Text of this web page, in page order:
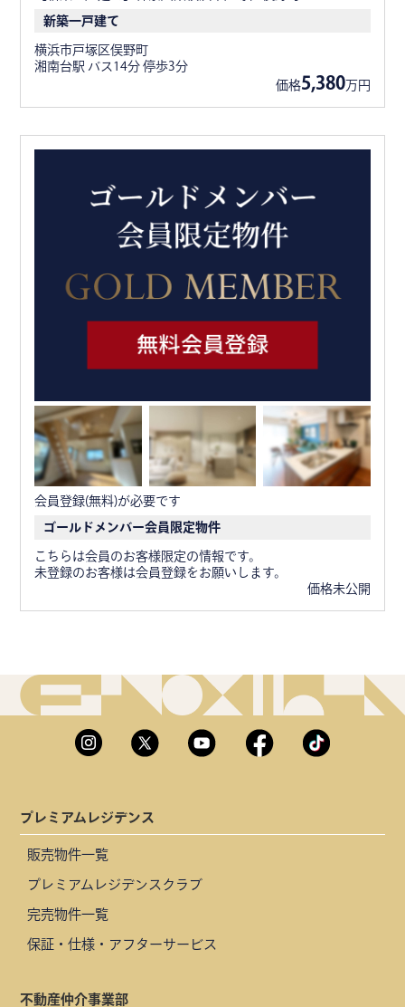
新築一戸建て
横浜市戸塚区俣野町
湘南台駅 バス14分 停歩3分
価格5,380万円
会員登録(無料)が必要です
ゴールドメンバー会員限定物件
こちらは会員のお客様限定の情報です。
未登録のお客様は会員登録をお願いします。
価格未公開
プレミアムレジデンス
販売物件一覧
プレミアムレジデンスクラブ
完売物件一覧
保証・仕様・アフターサービス
不動産仲介事業部